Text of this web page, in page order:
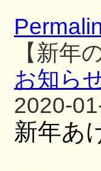
【新年
お知ら
2020-
新年あ